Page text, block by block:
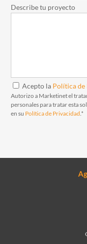
Describe tu proyecto
Acepto la Política de
Autorizo a Marketinet el
personales para tratar esta
en su Política de Privacidad.*